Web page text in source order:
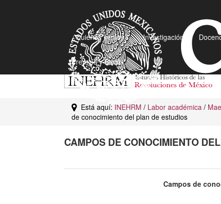
¿Quiénes somos? Investigación
Premios y Becas
Está aquí: INEHRM / Labor académica /
de conocimiento del plan de estudios
CAMPOS DE CONOCIMIENTO
Campos de